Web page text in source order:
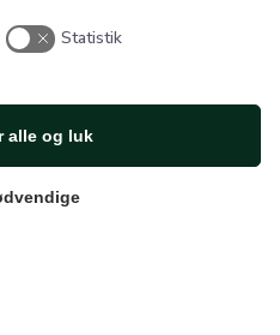
Statistik
alle og luk